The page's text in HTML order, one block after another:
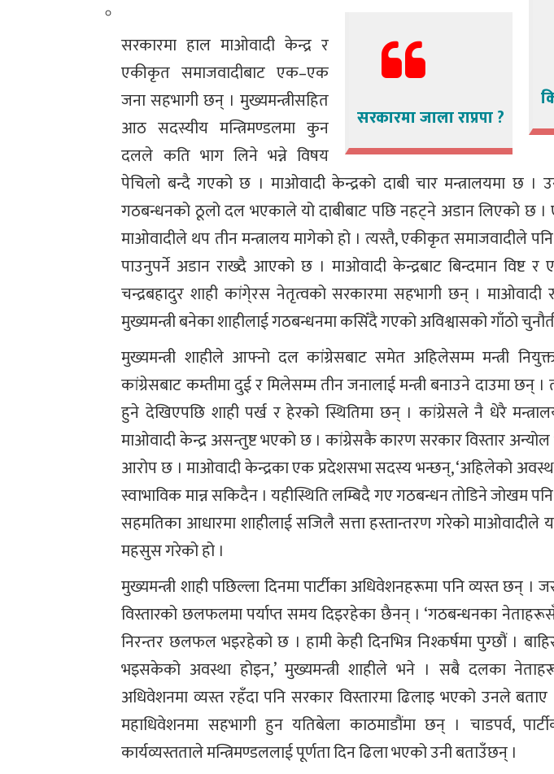
सरकारमा जाला राप्रपा ?
सरकारमा हाल माओवादी केन्द्र र
एकीकृत समाजवादीबाट एक–एक
जना सहभागी छन् । मुख्यमन्त्रीसहित
आठ सदस्यीय मन्त्रिमण्डलमा कुन
दलले कति भाग लिने भन्ने विषय
पेचिलो बन्दै गएको छ । माओवादी केन्द्रको दाबी चार मन्त्रालयमा छ ।
गठबन्धनको ठूलो दल भएकाले यो दाबीबाट पछि नहट्ने अडान लिएको छ ।
माओवादीले थप तीन मन्त्रालय मागेको हो । त्यस्तै, एकीकृत समाजवादीले
पाउनुपर्ने अडान राख्दै आएको छ । माओवादी केन्द्रबाट बिन्दमान विष्ट
चन्द्रबहादुर शाही कांगे्रस नेतृत्वको सरकारमा सहभागी छन् । माओवादी
मुख्यमन्त्री बनेका शाहीलाई गठबन्धनमा कसिँदै गएको अविश्वासको गाँठो
मुख्यमन्त्री शाहीले आफ्नो दल कांग्रेसबाट समेत अहिलेसम्म मन्त्री
कांग्रेसबाट कम्तीमा दुई र मिलेसम्म तीन जनालाई मन्त्री बनाउने दाउमा छन् ।
हुने देखिएपछि शाही पर्ख र हेरको स्थितिमा छन् । कांग्रेसले नै धेरै
माओवादी केन्द्र असन्तुष्ट भएको छ । कांग्रेसकै कारण सरकार विस्तार
आरोप छ । माओवादी केन्द्रका एक प्रदेशसभा सदस्य भन्छन्, ‘अहिलेको
स्वाभाविक मान्न सकिदैन । यहीस्थिति लम्बिदै गए गठबन्धन तोडिने जोखम
सहमतिका आधारमा शाहीलाई सजिलै सत्ता हस्तान्तरण गरेको
महसुस गरेको हो ।
मुख्यमन्त्री शाही पछिल्ला दिनमा पार्टीका अधिवेशनहरूमा पनि व्यस्त छन्
विस्तारको छलफलमा पर्याप्त समय दिइरहेका छैनन् । ‘गठबन्धनका
निरन्तर छलफल भइरहेको छ । हामी केही दिनभित्र निश्कर्षमा पुग्छौं ।
भइसकेको अवस्था होइन,’ मुख्यमन्त्री शाहीले भने । सबै दलका
अधिवेशनमा व्यस्त रहँदा पनि सरकार विस्तारमा ढिलाइ भएको उनले बताए
महाधिवेशनमा सहभागी हुन यतिबेला काठमाडौंमा छन् । चाडपर्व,
कार्यव्यस्तताले मन्त्रिमण्डललाई पूर्णता दिन ढिला भएको उनी बताउँछन् ।